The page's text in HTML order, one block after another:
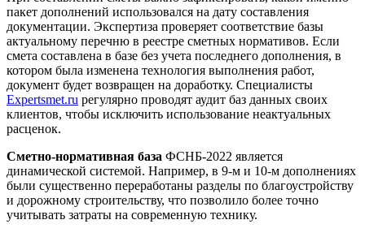
пакет дополнений использовался на дату составления
документации. Экспертиза проверяет соответствие базы
актуальному перечню в реестре сметных нормативов. Если
смета составлена в базе без учета последнего дополнения, в
котором была изменена технология выполнения работ,
документ будет возвращен на доработку. Специалисты
Expertsmet.ru регулярно проводят аудит баз данных своих
клиентов, чтобы исключить использование неактуальных
расценок.
Сметно-нормативная база ФСНБ-2022 является
динамической системой. Например, в 9-м и 10-м дополнениях
были существенно переработаны разделы по благоустройству
и дорожному строительству, что позволило более точно
учитывать затраты на современную технику.